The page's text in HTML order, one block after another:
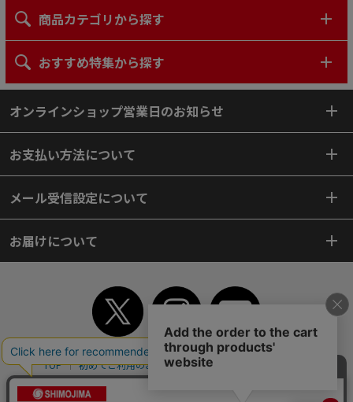
商品カテゴリから探す
おすすめ特集から探す
オンラインショップ営業日のお知らせ
お支払い方法について
メール受信設定について
お届けについて
TOP 初めてご利用のお客様へ ご利用案内
個人情報保護方針
よくあるご質問